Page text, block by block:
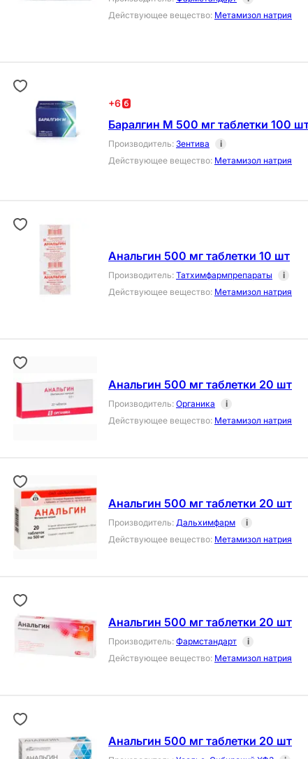
Действующее вещество: Метамизол натрия
+6
Баралгин М 500 мг таблетки 100
Производитель: Зентива
i
Действующее вещество: Метамизол натрия
Анальгин 500 мг таблетки 10 шт
Производитель: Татхимфармпрепараты
i
Действующее вещество: Метамизол натрия
Анальгин 500 мг таблетки 20 шт
Производитель: Органика
i
Действующее вещество: Метамизол натрия
Анальгин 500 мг таблетки 20 шт
Производитель: Дальхимфарм
i
Действующее вещество: Метамизол натрия
Анальгин 500 мг таблетки 20 шт
Производитель: Фармстандарт
i
Действующее вещество: Метамизол натрия
Анальгин 500 мг таблетки 20 шт